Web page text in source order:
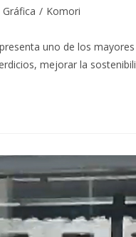
/ Komori
uno de los
mejorar la